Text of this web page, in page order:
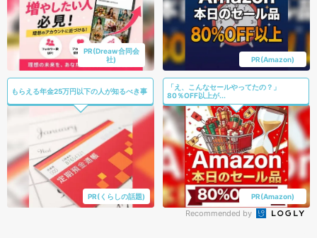
PR(Dreaw合同会
社)
PR(Amazon)
もらえる年金25万円以下の人が知るべき事
PR(くらしの話題)
「え、こんなセールやってたの？」
80％OFF以上が...
PR(Amazon)
Recommended by